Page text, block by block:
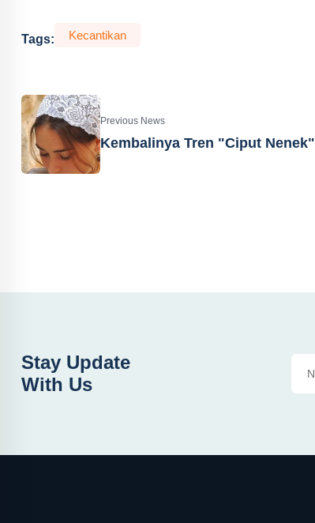
Tags: Kecantikan
Previous News
Kembalinya Tren "Ciput Nenek"
Stay Update
With Us